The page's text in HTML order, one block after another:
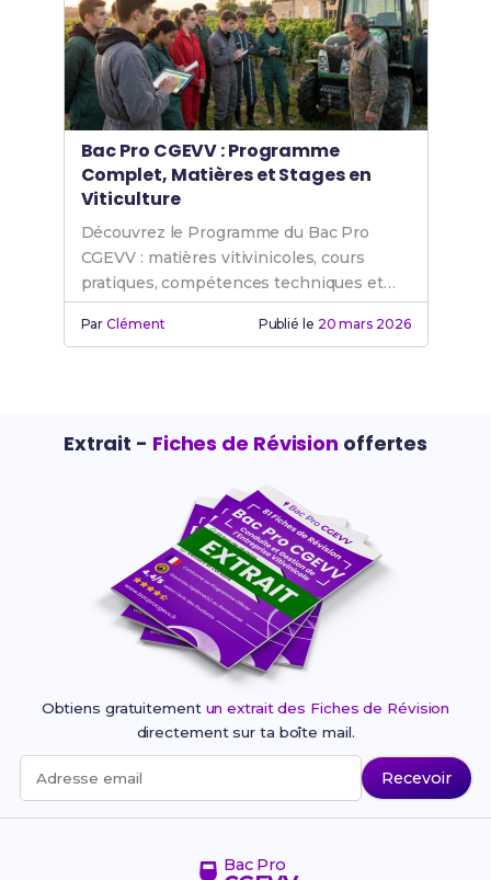
Bac Pro CGEVV : Programme
Complet, Matières et Stages en
Viticulture
Découvrez le Programme du Bac Pro
CGEVV : matières vitivinicoles, cours
pratiques, compétences techniques et
stages pour réussir en viticulture.
ParClément Publié le 20 mars 2026
Extrait - Fiches de Révision offertes
Obtiens gratuitement un extrait des Fiches de Révision
directement sur ta boîte mail.
Adresse email Recevoir
Bac Pro